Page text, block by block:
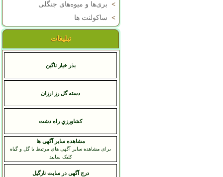
> بری‌ها و میوه‌های جنگلی
> ساکولنت ها
تبلیغات
بذر خیار ناگین
دسته گل رز ارزان
کشاورزي راه دشت
مشاهده سایر آگهی ها
برای مشاهده سایر آگهی های مرتبط با گل و گیاه
کلیک نمایید
درج آگهی در سایت نارگیل